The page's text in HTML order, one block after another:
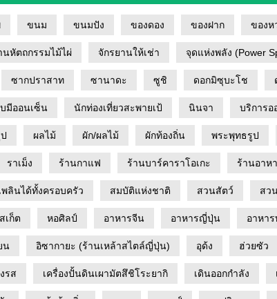
ขนม ขนมปัง ของดอง ของฝาก ของห
นหัตถกรรมไม้ไผ่ จักรยานให้เช่า จุดแห่งพลัง (Power
ซากปราสาท ซานาดะ ซูชิ ดอกมิซุบะโช
มีออนเซ็น นักท่องเที่ยวสะพายเป้ นินจา บริการอ
ผลไม้ ผัก/ผลไม้ ผักท้องถิ่น พระพุทธรูป
ราเม็ง ร้านกาแฟ ร้านบาร์คาราโอเกะ ร้านอาห
พลินได้ทั้งครอบครัว สมบัติแห่งชาติ สวนสัตว์ สว
สเก็ต หอศิลป์ อาหารจีน อาหารญี่ปุ่น อาหา
น อิซากายะ (ร้านเหล้าสไตล์ญี่ปุ่น) อุด้ง ฮ่วยซัว
รส เครื่องปั้นดินเผามัตสึชิโระยากิ เดินออกกำลัง